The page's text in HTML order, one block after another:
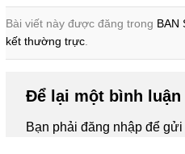
Bài viết này được đăng trong
kết thường trực.
Để lại một bình luận
Bạn phảiđăng nhậpđể